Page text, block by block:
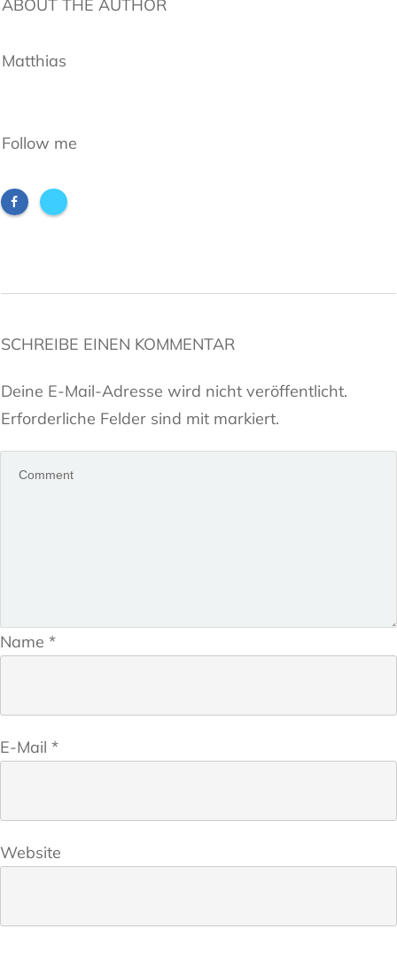
ABOUT THE AUTHOR
Matthias
Follow me
SCHREIBE EINEN KOMMENTAR
Deine E-Mail-Adresse wird nicht veröffentlicht.
Erforderliche Felder sind mit markiert.
Name *
E-Mail *
Website